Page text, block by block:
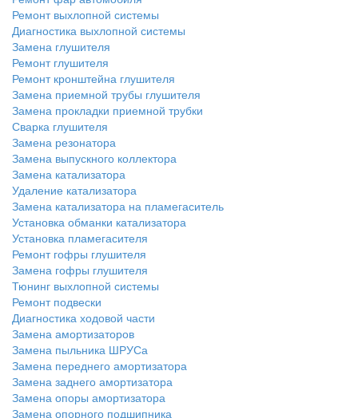
Ремонт выхлопной системы
Диагностика выхлопной системы
Замена глушителя
Ремонт глушителя
Ремонт кронштейна глушителя
Замена приемной трубы глушителя
Замена прокладки приемной трубки
Сварка глушителя
Замена резонатора
Замена выпускного коллектора
Замена катализатора
Удаление катализатора
Замена катализатора на пламегаситель
Установка обманки катализатора
Установка пламегасителя
Ремонт гофры глушителя
Замена гофры глушителя
Тюнинг выхлопной системы
Ремонт подвески
Диагностика ходовой части
Замена амортизаторов
Замена пыльника ШРУСа
Замена переднего амортизатора
Замена заднего амортизатора
Замена опоры амортизатора
Замена опорного подшипника